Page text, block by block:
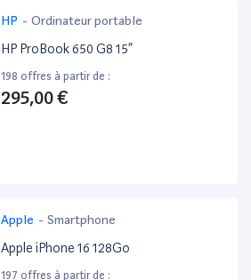
HP - Ordinateur portable
HP ProBook 650 G8 15”
198 offres à partir de :
295,00 €
Apple - Smartphone
Apple iPhone 16 128Go
197 offres à partir de :